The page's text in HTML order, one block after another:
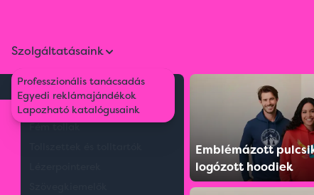
Környezetbarát tollak
Műanyag tollak
Fém tollak
Emblémázott
logózott hoodiek
Szolgáltatásaink
Professzionális tanácsadás
Egyedi reklámajándékok
Lapozható katalógusaink